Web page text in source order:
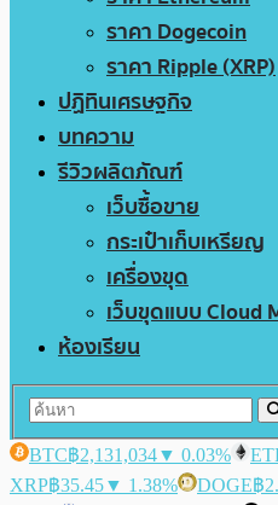
ราคา Dogecoin
ราคา Ripple (XRP)
ปฏิทินเศรษฐกิจ
บทความ
รีวิวผลิตภัณฑ์
เว็บซื้อขาย
กระเป๋าเก็บเหรียญ
เครื่องขุด
เว็บขุดแบบ Cloud
ห้องเรียน
BTC฿2,131,034▼ 0.03%
XRP฿35.45▼ 1.38% DOGE฿